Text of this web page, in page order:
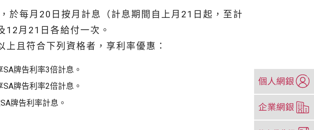
於每月20日按月計息（計息期間自上月21日起，至計
12月21日各給付一次。
且符合下列資格者，享利率優惠：
牌告利率3倍計息。
牌告利率2倍計息。
牌告利率計息。
開
新
視
窗）
開
新